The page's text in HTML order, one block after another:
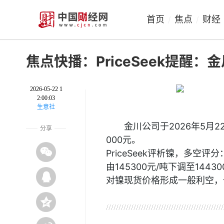
首页 焦点 财经
焦点快播：PriceSeek提醒：
2026-05-22 1
2:00:03
生意社
分享
金川公司于2026年5月
000元。
PriceSeek评析镍，多空评分
由145300元/吨下调至
对镍现货价格形成一般利空